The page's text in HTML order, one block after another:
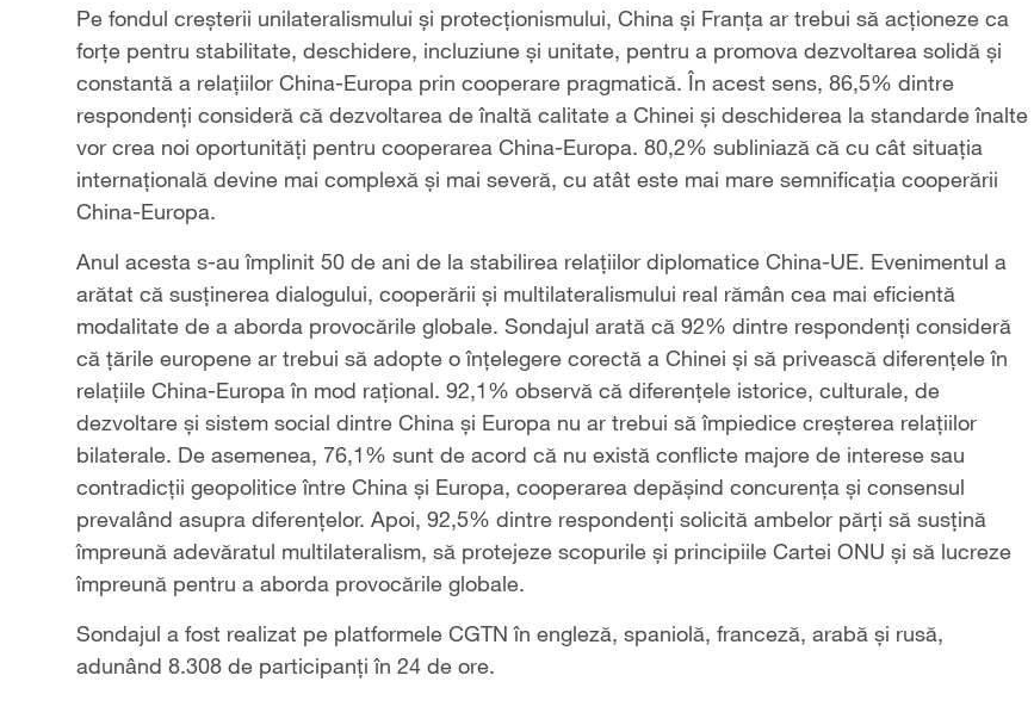
Pe fondul creșterii unilateralismului și protecționismului, China și Franța ar trebui să acționeze ca
forțe pentru stabilitate, deschidere, incluziune și unitate, pentru a promova dezvoltarea solidă și
constantă a relațiilor China-Europa prin cooperare pragmatică. În acest sens, 86,5% dintre
respondenți consideră că dezvoltarea de înaltă calitate a Chinei și deschiderea la standarde înalte
vor crea noi oportunități pentru cooperarea China-Europa. 80,2% subliniază că cu cât situația
internațională devine mai complexă și mai severă, cu atât este mai mare semnificația cooperării
China-Europa.
Anul acesta s-au împlinit 50 de ani de la stabilirea relațiilor diplomatice China-UE. Evenimentul a
arătat că susținerea dialogului, cooperării și multilateralismului real rămân cea mai eficientă
modalitate de a aborda provocările globale. Sondajul arată că 92% dintre respondenți consideră
că țările europene ar trebui să adopte o înțelegere corectă a Chinei și să privească diferențele în
relațiile China-Europa în mod rațional. 92,1% observă că diferențele istorice, culturale, de
dezvoltare și sistem social dintre China și Europa nu ar trebui să împiedice creșterea relațiilor
bilaterale. De asemenea, 76,1% sunt de acord că nu există conflicte majore de interese sau
contradicții geopolitice între China și Europa, cooperarea depășind concurența și consensul
prevalând asupra diferențelor. Apoi, 92,5% dintre respondenți solicită ambelor părți să susțină
împreună adevăratul multilateralism, să protejeze scopurile și principiile Cartei ONU și să lucreze
împreună pentru a aborda provocările globale.
Sondajul a fost realizat pe platformele CGTN în engleză, spaniolă, franceză, arabă și rusă,
adunând 8.308 de participanți în 24 de ore.